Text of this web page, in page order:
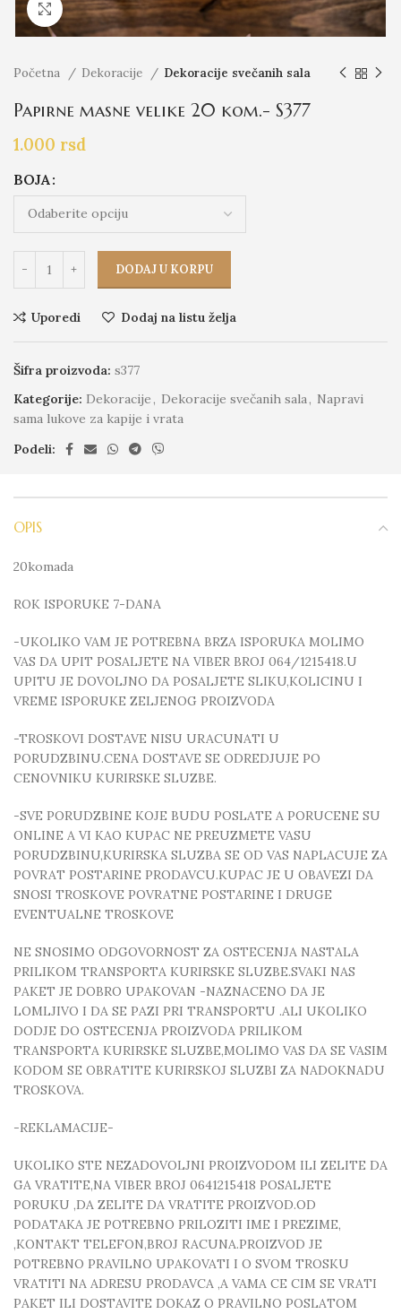
Click to enlarge
Početna Dekoracije Dekoracije svečanih sala
Papirne masne velike 20 kom.- S377
1.000 rsd
BOJA
DODAJ U KORPU
Uporedi Dodaj na listu želja
Šifra proizvoda: s377
Kategorije: Dekoracije, Dekoracije svečanih sala, Napravi
sama lukove za kapije i vrata
Podeli:
OPIS
20komada
ROK ISPORUKE 7-DANA
-UKOLIKO VAM JE POTREBNA BRZA ISPORUKA MOLIMO
VAS DA UPIT POSALJETE NA VIBER BROJ 064/1215418.U
UPITU JE DOVOLJNO DA POSALJETE SLIKU,KOLICINU I
VREME ISPORUKE ZELJENOG PROIZVODA
-TROSKOVI DOSTAVE NISU URACUNATI U
PORUDZBINU.CENA DOSTAVE SE ODREDJUJE PO
CENOVNIKU KURIRSKE SLUZBE.
-SVE PORUDZBINE KOJE BUDU POSLATE A PORUCENE SU
ONLINE A VI KAO KUPAC NE PREUZMETE VASU
PORUDZBINU,KURIRSKA SLUZBA SE OD VAS NAPLACUJE ZA
POVRAT POSTARINE PRODAVCU.KUPAC JE U OBAVEZI DA
SNOSI TROSKOVE POVRATNE POSTARINE I DRUGE
EVENTUALNE TROSKOVE
NE SNOSIMO ODGOVORNOST ZA OSTECENJA NASTALA
PRILIKOM TRANSPORTA KURIRSKE SLUZBE.SVAKI NAS
PAKET JE DOBRO UPAKOVAN -NAZNACENO DA JE
LOMLJIVO I DA SE PAZI PRI TRANSPORTU .ALI UKOLIKO
DODJE DO OSTECENJA PROIZVODA PRILIKOM
TRANSPORTA KURIRSKE SLUZBE,MOLIMO VAS DA SE VASIM
KODOM SE OBRATITE KURIRSKOJ SLUZBI ZA NADOKNADU
TROSKOVA.
-REKLAMACIJE-
UKOLIKO STE NEZADOVOLJNI PROIZVODOM ILI ZELITE DA
GA VRATITE,NA VIBER BROJ 0641215418 POSALJETE
PORUKU ,DA ZELITE DA VRATITE PROIZVOD.OD
PODATAKA JE POTREBNO PRILOZITI IME I PREZIME,
,KONTAKT TELEFON,BROJ RACUNA.PROIZVOD JE
POTREBNO PRAVILNO UPAKOVATI I O SVOM TROSKU
VRATITI NA ADRESU PRODAVCA ,A VAMA CE CIM SE VRATI
PAKET ILI DOSTAVITE DOKAZ O PRAVILNO POSLATOM